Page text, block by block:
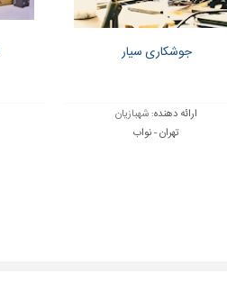
جوشکاری سیار
ارائه دهنده: شهبازیان
تهران - نواب